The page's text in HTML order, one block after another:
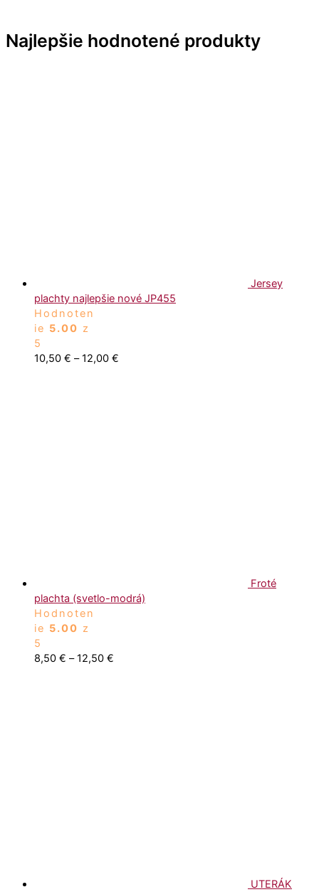
Najlepšie hodnotené produkty
Jersey
plachty najlepšie nové JP455
Hodnoten
ie 5.00 z
5
10,50 € – 12,00 €
Froté
plachta (svetlo-modrá)
Hodnoten
ie 5.00 z
5
8,50 € – 12,50 €
UTERÁK